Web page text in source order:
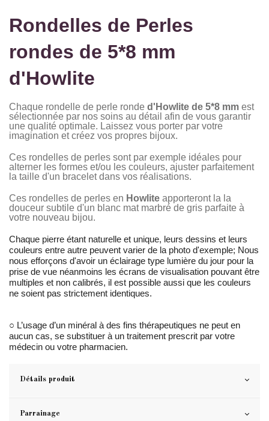
Rondelles de Perles
rondes de 5*8 mm
d'Howlite
Chaque rondelle de perle ronde d'Howlite de 5*8 mm est
sélectionnée par nos soins au détail afin de vous garantir
une qualité optimale. Laissez vous porter par votre
imagination et créez vos propres bijoux.
Ces rondelles de perles sont par exemple idéales pour
alterner les formes et/ou les couleurs, ajuster parfaitement
la taille d'un bracelet dans vos réalisations.
Ces rondelles de perles en Howlite apporteront la la
douceur subtile d'un blanc mat marbré de gris parfaite à
votre nouveau bijou.
Chaque pierre étant naturelle et unique, leurs dessins et leurs
couleurs entre autre peuvent varier de la photo d'exemple; Nous
nous efforçons d'avoir un éclairage type lumière du jour pour la
prise de vue néanmoins les écrans de visualisation pouvant être
multiples et non calibrés, il est possible aussi que les couleurs
ne soient pas strictement identiques.
○ L’usage d’un minéral à des fins thérapeutiques ne peut en
aucun cas, se substituer à un traitement prescrit par votre
médecin ou votre pharmacien.
Détails produit
Parrainage